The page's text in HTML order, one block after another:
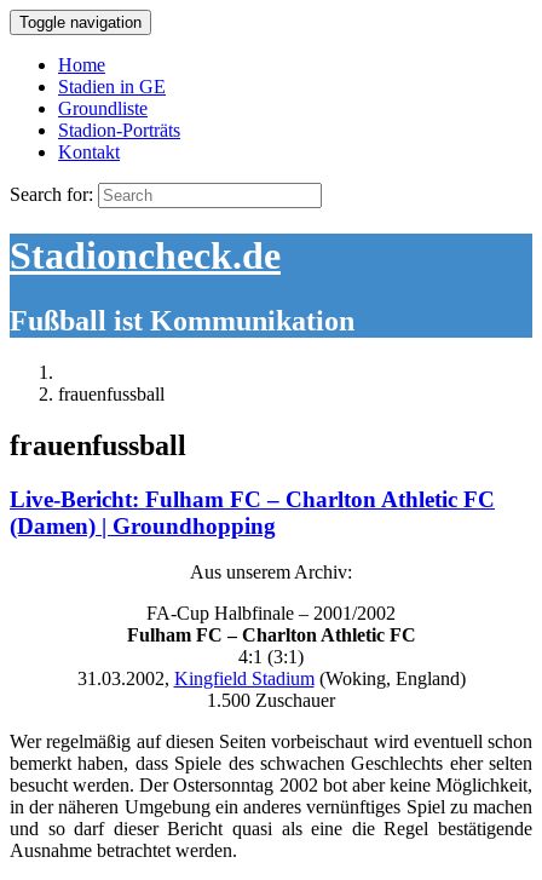
Toggle navigation
Home
Stadien in GE
Groundliste
Stadion-Porträts
Kontakt
Search for:
Stadioncheck.de
Fußball ist Kommunikation
frauenfussball
frauenfussball
Live-Bericht: Fulham FC – Charlton Athletic FC
(Damen) | Groundhopping
Aus unserem Archiv:
FA-Cup Halbfinale – 2001/2002
Fulham FC – Charlton Athletic FC
4:1 (3:1)
31.03.2002, Kingfield Stadium(Woking, England)
1.500 Zuschauer
Wer regelmäßig auf diesen Seiten vorbeischaut wird eventuell schon
bemerkt haben, dass Spiele des schwachen Geschlechts eher selten
besucht werden. Der Ostersonntag 2002 bot aber keine Möglichkeit,
in der näheren Umgebung ein anderes vernünftiges Spiel zu machen
und so darf dieser Bericht quasi als eine die Regel bestätigende
Ausnahme betrachtet werden.